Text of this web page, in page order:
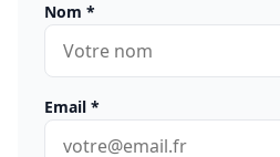
Nom *
Email *